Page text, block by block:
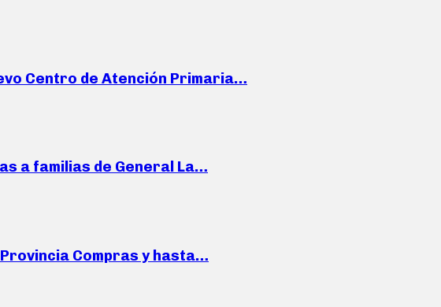
Centro de Atención Primaria…
a familias de General La…
Compras y hasta…